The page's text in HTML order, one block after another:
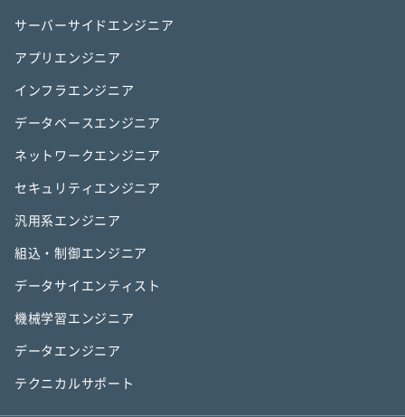
サーバーサイドエンジニア
アプリエンジニア
インフラエンジニア
データベースエンジニア
ネットワークエンジニア
セキュリティエンジニア
汎用系エンジニア
組込・制御エンジニア
データサイエンティスト
機械学習エンジニア
データエンジニア
テクニカルサポート